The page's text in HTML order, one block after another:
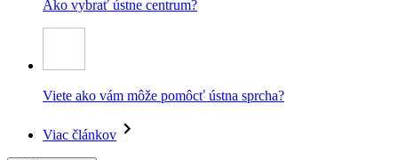
Ako vybrať ústne centrum?
Viete ako vám môže pomôcť ústna sprcha?
Viac článkov